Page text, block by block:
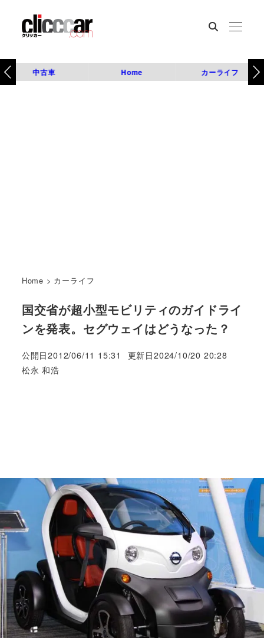
中古車 Home カーライフ
Home > カーライフ
国交省が超小型モビリティのガイドライ
ンを発表。セグウェイはどうなった？
公開日2012/06/11 15:31 更新日2024/10/20 20:28
著
松永 和浩